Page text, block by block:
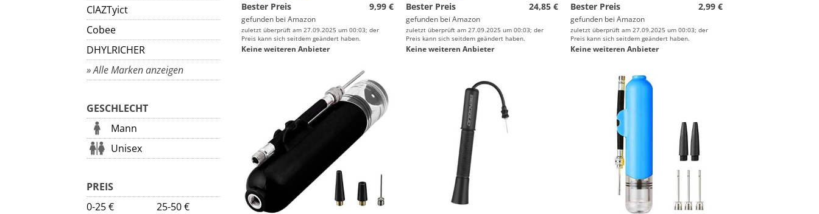
ClAZTyict
Cobee
DHYLRICHER
» Alle Marken anzeigen
GESCHLECHT
Mann
Unisex
PREIS
0-25 €
25-50 €
Bester Preis
9,99 €
gefunden bei Amazon
zuletzt überprüft am 27.09.2025 um 00:03; der
Preis kann sich seitdem geändert haben.
Keine weiteren Anbieter
Bester Preis
24,85 €
gefunden bei Amazon
zuletzt überprüft am 27.09.2025 um 00:03; der
Preis kann sich seitdem geändert haben.
Keine weiteren Anbieter
Bester Preis
2,99 €
gefunden bei Amazon
zuletzt überprüft am 27.09.2025 um 00:03; der
Preis kann sich seitdem geändert haben.
Keine weiteren Anbieter